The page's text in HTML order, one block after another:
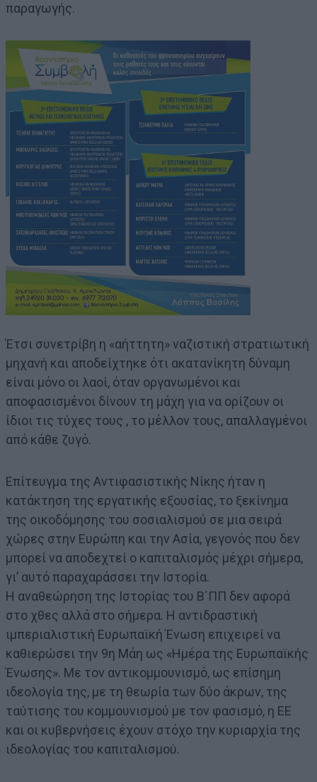
παραγωγής.
Έτσι συνετρίβη η «αήττητη» ναζιστική στρατιωτική
μηχανή και αποδείχτηκε ότι ακατανίκητη δύναμη
είναι μόνο οι λαοί, όταν οργανωμένοι και
αποφασισμένοι δίνουν τη μάχη για να ορίζουν οι
ίδιοι τις τύχες τους , το μέλλον τους, απαλλαγμένοι
από κάθε ζυγό.
Επίτευγμα της Αντιφασιστικής Νίκης ήταν η
κατάκτηση της εργατικής εξουσίας, το ξεκίνημα
της οικοδόμησης του σοσιαλισμού σε μια σειρά
χώρες στην Ευρώπη και την Ασία, γεγονός που δεν
μπορεί να αποδεχτεί ο καπιταλισμός μέχρι σήμερα,
γι’ αυτό παραχαράσσει την Ιστορία.
Η αναθεώρηση της Ιστορίας του Β΄ΠΠ δεν αφορά
στο χθες αλλά στο σήμερα. Η αντιδραστική
ιμπεριαλιστική Ευρωπαϊκή Ένωση επιχειρεί να
καθιερώσει την 9η Μάη ως «Ημέρα της Ευρωπαϊκής
Ένωσης». Με τον αντικομμουνισμό, ως επίσημη
ιδεολογία της, με τη θεωρία των δύο άκρων, της
ταύτισης του κομμουνισμού με τον φασισμό, η ΕΕ
και οι κυβερνήσεις έχουν στόχο την κυριαρχία της
ιδεολογίας του καπιταλισμού.